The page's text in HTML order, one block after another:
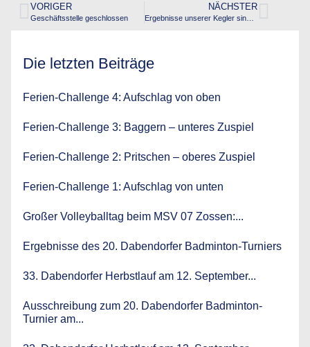
VORIGER
Geschäftsstelle geschlossen
NÄCHSTER
Ergebnisse unserer Kegler sind online
Die letzten Beiträge
Ferien-Challenge 4: Aufschlag von oben
Ferien-Challenge 3: Baggern – unteres Zuspiel
Ferien-Challenge 2: Pritschen – oberes Zuspiel
Ferien-Challenge 1: Aufschlag von unten
Großer Volleyballtag beim MSV 07 Zossen:...
Ergebnisse des 20. Dabendorfer Badminton-Turniers
33. Dabendorfer Herbstlauf am 12. September...
Ausschreibung zum 20. Dabendorfer Badminton-
Turnier am...